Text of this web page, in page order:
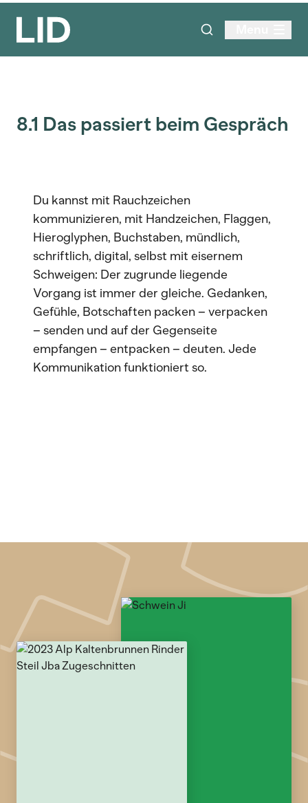
8.1 Das passiert beim Gespräch
Du kannst mit Rauchzeichen
kommunizieren, mit Handzeichen, Flaggen,
Hieroglyphen, Buchstaben, mündlich,
schriftlich, digital, selbst mit eisernem
Schweigen: Der zugrunde liegende
Vorgang ist immer der gleiche. Gedanken,
Gefühle, Botschaften packen – verpacken
– senden und auf der Gegenseite
empfangen – entpacken – deuten. Jede
Kommunikation funktioniert so.